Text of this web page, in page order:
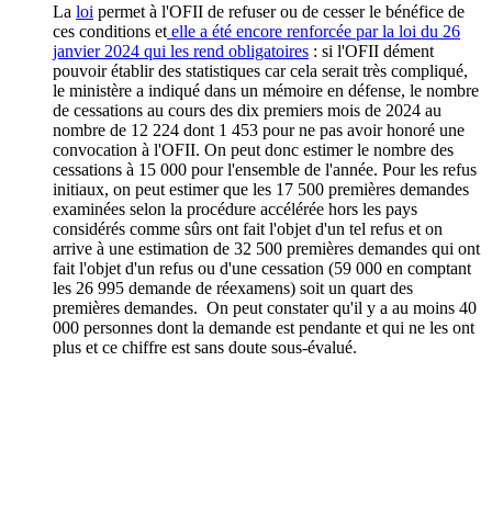
La loi permet à l'OFII de refuser ou de cesser le bénéfice de
ces conditions et elle a été encore renforcée par la loi du 26
janvier 2024 qui les rend obligatoires : si l'OFII dément
pouvoir établir des statistiques car cela serait très compliqué,
le ministère a indiqué dans un mémoire en défense, le nombre
de cessations au cours des dix premiers mois de 2024 au
nombre de 12 224 dont 1 453 pour ne pas avoir honoré une
convocation à l'OFII. On peut donc estimer le nombre des
cessations à 15 000 pour l'ensemble de l'année. Pour les refus
initiaux, on peut estimer que les 17 500 premières demandes
examinées selon la procédure accélérée hors les pays
considérés comme sûrs ont fait l'objet d'un tel refus et on
arrive à une estimation de 32 500 premières demandes qui ont
fait l'objet d'un refus ou d'une cessation (59 000 en comptant
les 26 995 demande de réexamens) soit un quart des
premières demandes. On peut constater qu'il y a au moins 40
000 personnes dont la demande est pendante et qui ne les ont
plus et ce chiffre est sans doute sous-évalué.